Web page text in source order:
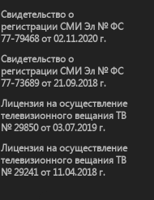
Свидетельство о
регистрации СМИ Эл № ФС
77-79468 от 02.11.2020 г.
Свидетельство о
регистрации СМИ Эл № ФС
77-73689 от 21.09.2018 г.
Лицензия на осуществление
телевизионного вещания ТВ
№ 29850 от 03.07.2019 г.
Лицензия на осуществление
телевизионного вещания ТВ
№ 29241 от 11.04.2018 г.